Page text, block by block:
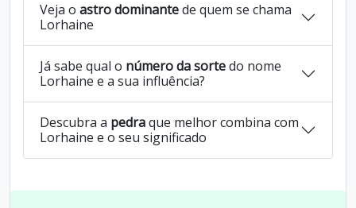
Veja o astro dominantede quem se chama
Lorhaine
Já sabe qual o número da sortedo nome
Lorhaine e a sua influência?
Descubra a pedraque melhor combina com
Lorhaine e o seu significado